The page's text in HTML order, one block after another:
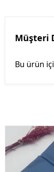
Müşteri
Bu ürün